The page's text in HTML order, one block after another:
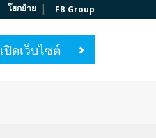
โยกย้าย | FB Group
เปิดเว็บไซต์